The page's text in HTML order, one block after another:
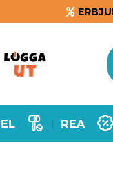
REA